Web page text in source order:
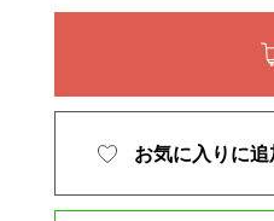
お気に入りに追